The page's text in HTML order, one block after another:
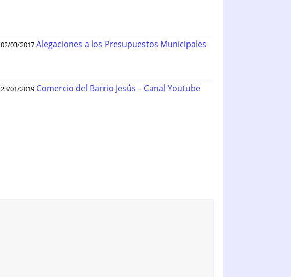
02/03/2017 Alegaciones a los Presupuestos Municipales
23/01/2019 Comercio del Barrio Jesús – Canal Youtube